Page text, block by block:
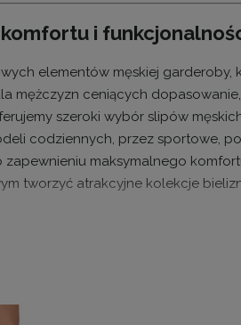
i
elementów męskiej garderoby,
mężczyzn ceniących
szeroki wybór slipów
codziennych, przez sportowe,
zapewnieniu maksymalnego
tworzyć atrakcyjne kolekcje
potencjale sprzedażowym,
klasyczne, stonowane